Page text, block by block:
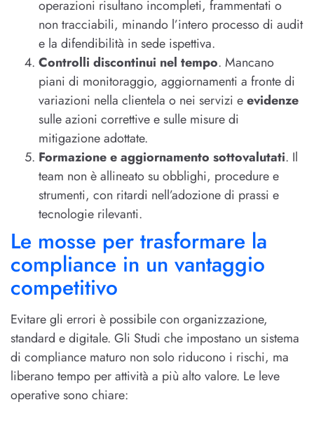
operazioni risultano incompleti, frammentati o
non tracciabili, minando l’intero processo di audit
e la difendibilità in sede ispettiva.
Controlli discontinui nel tempo. Mancano
piani di monitoraggio, aggiornamenti a fronte di
variazioni nella clientela o nei servizi eevidenze
sulle azioni correttive e sulle misure di
mitigazione adottate.
Formazione e aggiornamento sottovalutati. Il
team non è allineato su obblighi, procedure e
strumenti, con ritardi nell’adozione di prassi e
tecnologie rilevanti.
Le mosse per trasformare la
compliance in un vantaggio
competitivo
Evitare gli errori è possibile con organizzazione,
standard e digitale. Gli Studi che impostano un sistema
di compliance maturo non solo riducono i rischi, ma
liberano tempo per attività a più alto valore. Le leve
operative sono chiare: